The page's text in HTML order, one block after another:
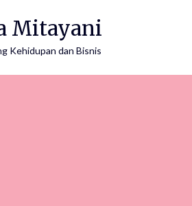
Mitayani
Kehidupan dan Bisnis